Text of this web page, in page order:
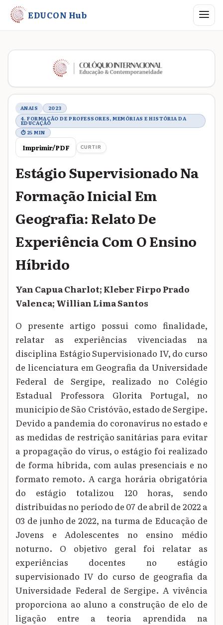
EDUCON Hub Abrir
Metadados do trabalho
ANAIS
2023
4. FORMAÇÃO DE PROFESSORES, MEMÓRIAS E HISTÓRIA DA
EDUCAÇÃO
⏱ 25 MIN
Imprimir/PDF CURTIR
Estágio Supervisionado Na
Formação Inicial Em
Geografia: Relato De
Experiência Com O Ensino
Híbrido
Yan Capua Charlot; Kleber Firpo Prado
Valenca; Willian Lima Santos
O presente artigo possui como finalidade,
relatar as experiências vivenciadas na
disciplina Estágio Supervisionado IV, do curso
de licenciatura em Geografia da Universidade
Federal de Sergipe, realizado no Colégio
Estadual Professora Glorita Portugal, no
município de São Cristóvão, estado de Sergipe.
Devido a pandemia do coronavírus no estado e
as medidas de restrição sanitárias para evitar
a propagação do vírus, o estágio foi realizado
de forma híbrida, com aulas presenciais e no
formato remoto. A carga horária obrigatória
do estágio totalizou 120 horas, sendo
distribuídas no período de 07 de abril de 2022 a
03 de junho de 2022, na turma de Educação de
Jovens e Adolescentes no ensino médio
noturno. O objetivo geral foi relatar as
experiências docentes no estágio
supervisionado IV do curso de geografia da
Universidade Federal de Sergipe. A vivência
proporciona ao aluno a construção de elo de
ligação entre a teoria aprendida na